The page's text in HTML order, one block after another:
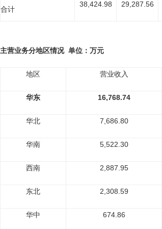
合计
38,424.98 29,287.56
主营业务分地区情况 单位：万元
地区 营业收入
华东 16,768.74
华北 7,686.80
华南 5,522.30
西南 2,887.95
东北 2,308.59
华中 674.86